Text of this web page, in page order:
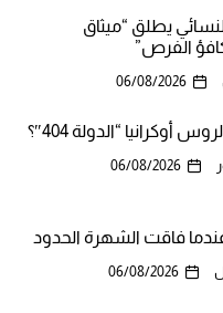
يطلق “ميثاق
الفرص”
06/08/2026
أوكرانيا “الدولة 404″؟
06/08/2026
عندما فاقت الشهرة الحدود
06/08/2026